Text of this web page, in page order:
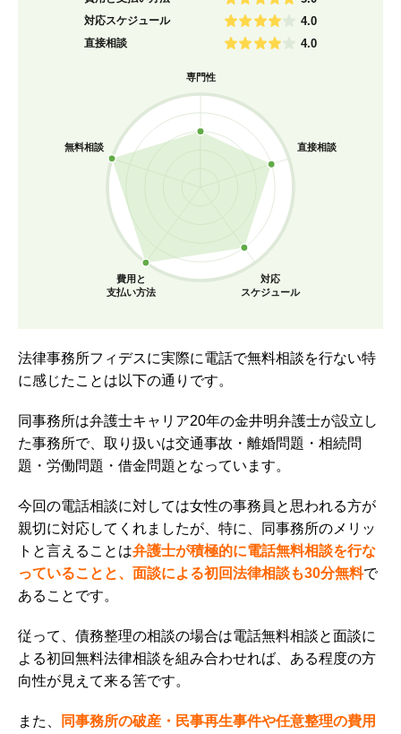
対応スケジュール 4.0
直接相談 4.0
専門性
直接相談
対応
スケジュール
費用と
支払い方法
無料相談
法律事務所フィデスに実際に電話で無料相談を行ない特
に感じたことは以下の通りです。
同事務所は弁護士キャリア20年の金井明弁護士が設立し
た事務所で、取り扱いは交通事故・離婚問題・相続問
題・労働問題・借金問題となっています。
今回の電話相談に対しては女性の事務員と思われる方が
親切に対応してくれましたが、特に、同事務所のメリッ
トと言えることは弁護士が積極的に電話無料相談を行な
っていることと、面談による初回法律相談も30分無料で
あることです。
従って、債務整理の相談の場合は電話無料相談と面談に
よる初回無料法律相談を組み合わせれば、ある程度の方
向性が見えて来る筈です。
また、
同事務所の破産・民事再生事件や任意整理の費用